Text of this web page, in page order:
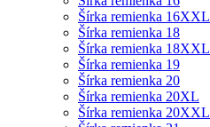
Šírka remienka 16XXL
Šírka remienka 18
Šírka remienka 18XXL
Šírka remienka 19
Šírka remienka 20
Šírka remienka 20XL
Šírka remienka 20XXL